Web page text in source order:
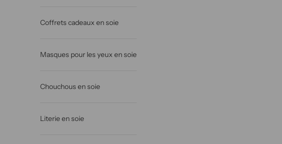
Coffrets cadeaux en soie
Masques pour les yeux en soie
Chouchous en soie
Literie en soie